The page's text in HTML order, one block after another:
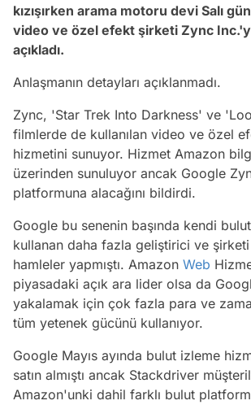
kızışırken arama motoru devi Salı
video ve özel efekt şirketi Zync Inc.'yi
açıkladı.
Anlaşmanın detayları açıklanmadı.
Zync, 'Star Trek Into Darkness' ve
filmlerde de kullanılan video ve özel
hizmetini sunuyor. Hizmet Amazon
üzerinden sunuluyor ancak Google
platformuna alacağını bildirdi.
Google bu senenin başında kendi
kullanan daha fazla geliştirici ve
hamleler yapmıştı. Amazon Web
piyasadaki açık ara lider olsa da
yakalamak için çok fazla para ve
tüm yetenek gücünü kullanıyor.
Google Mayıs ayında bulut izleme
satın almıştı ancak Stackdriver
Amazon'unki dahil farklı bulut